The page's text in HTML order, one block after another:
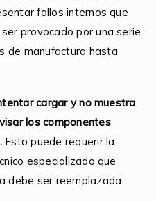
fallos internos que
provocado por una serie
de manufactura hasta
cargar y no muestra
los componentes
Esto puede requerir la
especializado que
debe ser reemplazada.